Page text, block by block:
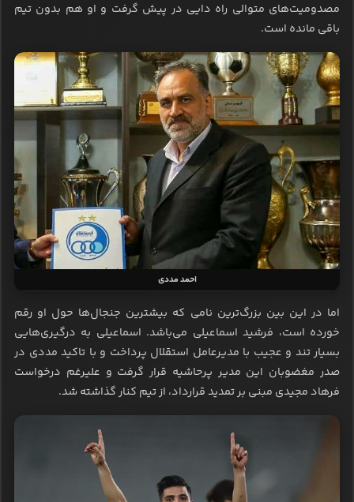
مصدومیت‌های متوالی راه دایی در پیش گرفت و او هم بدون تیم
باقی مانده است.
احمد مددی
اما در این بین بزرگ‌ترین نامی که بیشترین جنجال‌ها حول او رقم
خورده است، فرشید اسماعیلی می‌باشد. اسماعیلی به درگیری‌هایی
بسیار تند و عجیب با مدیرعامل استقلال پرداخت و با تاکید مددی در
صدر مغضوبان این مدیر پرحاشیه قرار گرفت و علیرغم درخواست
فرهاد مجیدی مبنی بر تمدید قرارداد، از تیم کنار گذاشته شد.